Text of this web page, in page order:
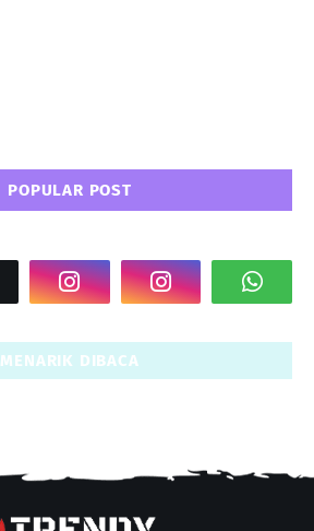
POPULAR POST
MENARIK DIBACA